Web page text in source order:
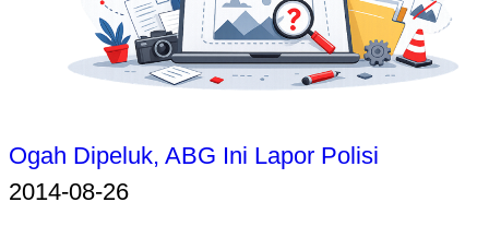
Ogah Dipeluk, ABG Ini Lapor Polisi
2014-08-26